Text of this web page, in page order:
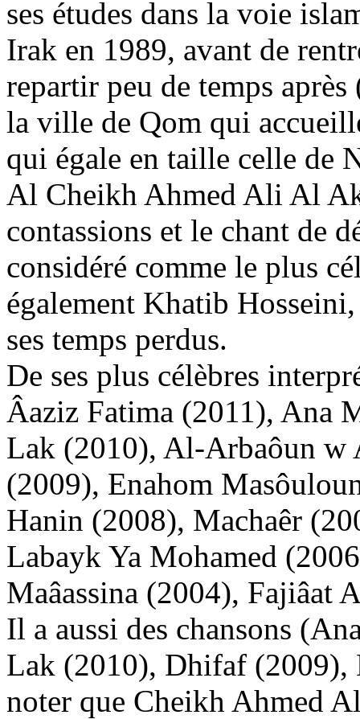
ses études dans la voie
Irak en 1989, avant de
repartir peu de temps
la ville de Qom qui
qui égale en taille celle de
Al Cheikh Ahmed Ali Al
contassions et le chant de
considéré comme le plus
également Khatib
ses temps perdus.
De ses plus célèbres
Âaziz Fatima (2011), Ana
Lak (2010), Al-Arbaôun
(2009), Enahom
Hanin (2008), Machaêr
Labayk Ya Mohamed
Maâassina (2004),
Il a aussi des chansons
Lak (2010), Dhifaf
noter que Cheikh Ahmed